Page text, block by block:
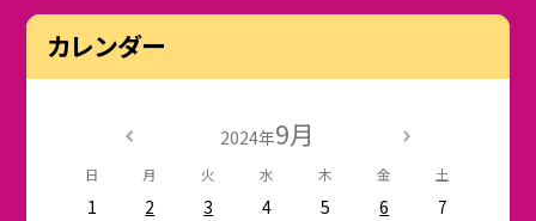
カレンダー
2024年9月
日 月 火 水 木 金 土
1 2 3 4 5 6
7